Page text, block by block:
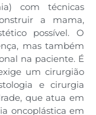
com técnicas
a mama,
possível. O
mas também
na paciente. É
um cirurgião
e cirurgia
que atua em
oncoplástica em